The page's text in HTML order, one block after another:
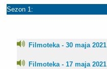
Sezon 1:
Filmoteka - 30 maja 2021
Filmoteka - 17 maja 2021